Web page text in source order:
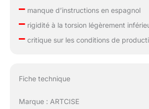
–manque d’instructions en espagnol
–rigidité à la torsion légèrement
–critique sur les conditions de
Fiche technique
Marque : ARTCISE